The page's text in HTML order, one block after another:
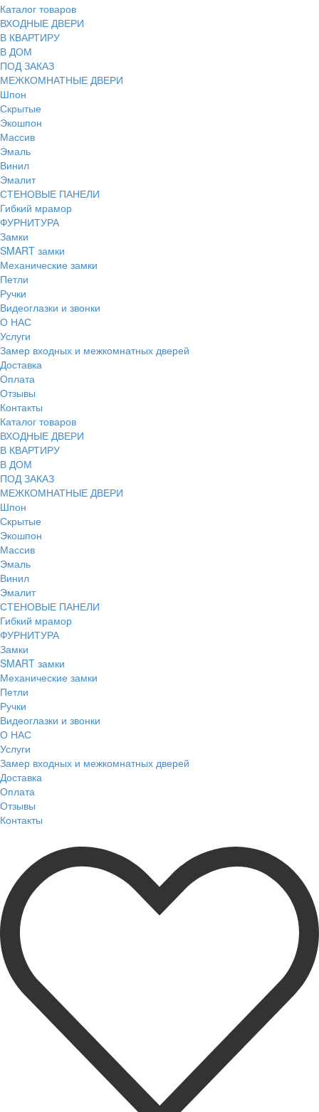
Каталог товаров
ВХОДНЫЕ ДВЕРИ
В КВАРТИРУ
В ДОМ
ПОД ЗАКАЗ
МЕЖКОМНАТНЫЕ ДВЕРИ
Шпон
Скрытые
Экошпон
Массив
Эмаль
Винил
Эмалит
СТЕНОВЫЕ ПАНЕЛИ
Гибкий мрамор
ФУРНИТУРА
Замки
SMART замки
Механические замки
Петли
Ручки
Видеоглазки и звонки
О НАС
Услуги
Замер входных и межкомнатных дверей
Доставка
Оплата
Отзывы
Контакты
Каталог товаров
ВХОДНЫЕ ДВЕРИ
В КВАРТИРУ
В ДОМ
ПОД ЗАКАЗ
МЕЖКОМНАТНЫЕ ДВЕРИ
Шпон
Скрытые
Экошпон
Массив
Эмаль
Винил
Эмалит
СТЕНОВЫЕ ПАНЕЛИ
Гибкий мрамор
ФУРНИТУРА
Замки
SMART замки
Механические замки
Петли
Ручки
Видеоглазки и звонки
О НАС
Услуги
Замер входных и межкомнатных дверей
Доставка
Оплата
Отзывы
Контакты